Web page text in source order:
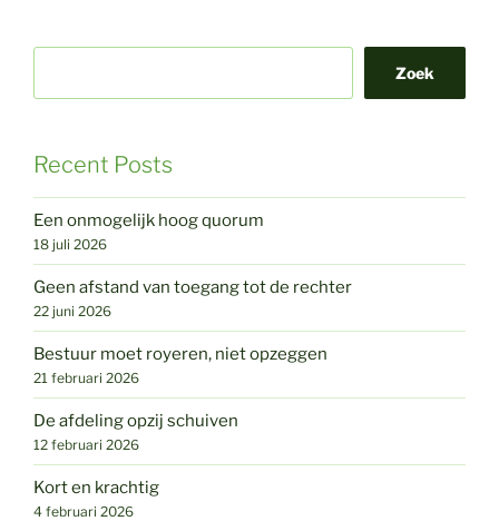
Zoek
Recent Posts
Een onmogelijk hoog quorum
18 juli 2026
Geen afstand van toegang tot de rechter
22 juni 2026
Bestuur moet royeren, niet opzeggen
21 februari 2026
De afdeling opzij schuiven
12 februari 2026
Kort en krachtig
4 februari 2026